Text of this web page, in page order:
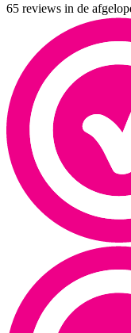
65 reviews in de